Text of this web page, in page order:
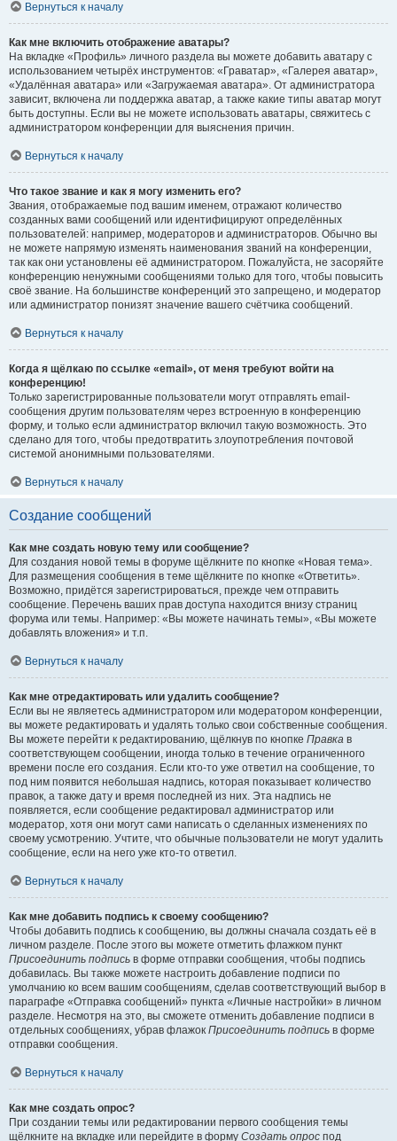
Вернуться к началу
Как мне включить отображение аватары?
На вкладке «Профиль» личного раздела вы можете добавить аватару с
использованием четырёх инструментов: «Граватар», «Галерея аватар»,
«Удалённая аватара» или «Загружаемая аватара». От администратора
зависит, включена ли поддержка аватар, а также какие типы аватар могут
быть доступны. Если вы не можете использовать аватары, свяжитесь с
администратором конференции для выяснения причин.
Вернуться к началу
Что такое звание и как я могу изменить его?
Звания, отображаемые под вашим именем, отражают количество
созданных вами сообщений или идентифицируют определённых
пользователей: например, модераторов и администраторов. Обычно вы
не можете напрямую изменять наименования званий на конференции,
так как они установлены её администратором. Пожалуйста, не засоряйте
конференцию ненужными сообщениями только для того, чтобы повысить
своё звание. На большинстве конференций это запрещено, и модератор
или администратор понизят значение вашего счётчика сообщений.
Вернуться к началу
Когда я щёлкаю по ссылке «email», от меня требуют войти на
конференцию!
Только зарегистрированные пользователи могут отправлять email-
сообщения другим пользователям через встроенную в конференцию
форму, и только если администратор включил такую возможность. Это
сделано для того, чтобы предотвратить злоупотребления почтовой
системой анонимными пользователями.
Вернуться к началу
Создание сообщений
Как мне создать новую тему или сообщение?
Для создания новой темы в форуме щёлкните по кнопке «Новая тема».
Для размещения сообщения в теме щёлкните по кнопке «Ответить».
Возможно, придётся зарегистрироваться, прежде чем отправить
сообщение. Перечень ваших прав доступа находится внизу страниц
форума или темы. Например: «Вы можете начинать темы», «Вы можете
добавлять вложения» и т.п.
Вернуться к началу
Как мне отредактировать или удалить сообщение?
Если вы не являетесь администратором или модератором конференции,
вы можете редактировать и удалять только свои собственные сообщения.
Вы можете перейти к редактированию, щёлкнув по кнопке Правка в
соответствующем сообщении, иногда только в течение ограниченного
времени после его создания. Если кто-то уже ответил на сообщение, то
под ним появится небольшая надпись, которая показывает количество
правок, а также дату и время последней из них. Эта надпись не
появляется, если сообщение редактировал администратор или
модератор, хотя они могут сами написать о сделанных изменениях по
своему усмотрению. Учтите, что обычные пользователи не могут удалить
сообщение, если на него уже кто-то ответил.
Вернуться к началу
Как мне добавить подпись к своему сообщению?
Чтобы добавить подпись к сообщению, вы должны сначала создать её в
личном разделе. После этого вы можете отметить флажком пункт
Присоединить подпись в форме отправки сообщения, чтобы подпись
добавилась. Вы также можете настроить добавление подписи по
умолчанию ко всем вашим сообщениям, сделав соответствующий выбор в
параграфе «Отправка сообщений» пункта «Личные настройки» в личном
разделе. Несмотря на это, вы сможете отменить добавление подписи в
отдельных сообщениях, убрав флажок Присоединить подпись в форме
отправки сообщения.
Вернуться к началу
Как мне создать опрос?
При создании темы или редактировании первого сообщения темы
щёлкните на вкладке или перейдите в форму Создать опрос под